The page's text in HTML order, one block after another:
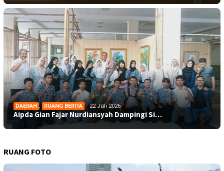
DAERAH , RUANG BERITA 22 Juli 2026
Aipda Gian Fajar Nurdiansyah Dampingi Si…
RUANG FOTO